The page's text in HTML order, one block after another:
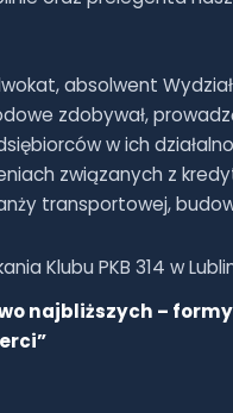
absolwent
zdobywał,
w ich
związanych z
transportowej,
Klubu PKB 314 w
najbliższych –